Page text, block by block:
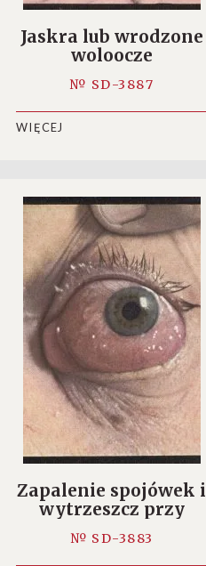
Jaskra lub wrodzone
woloocze
№ SD-3887
WIĘCEJ
Zapalenie spojówek i
wytrzeszcz przy
zapaleniu okostnej
oczodołu
№ SD-3883